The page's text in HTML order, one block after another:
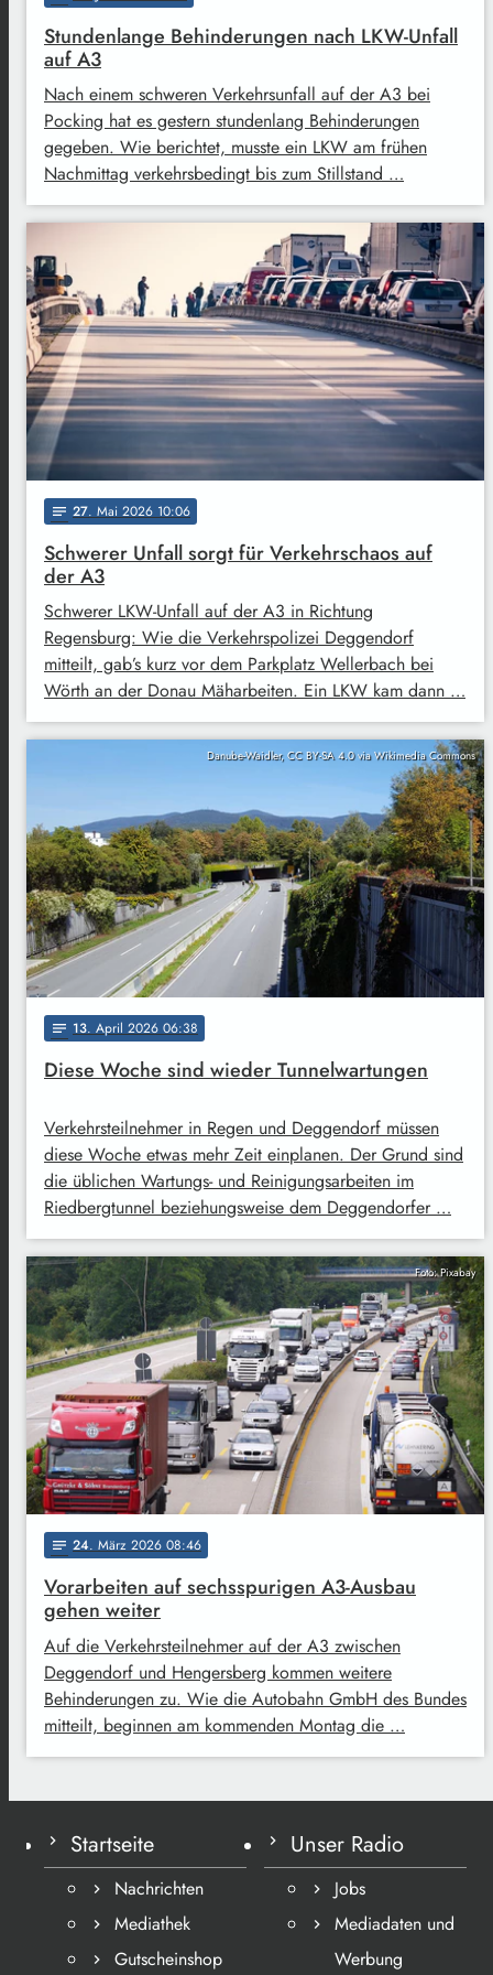
Stundenlange Behinderungen nach LKW-Unfall
auf A3
Nach einem schweren Verkehrsunfall auf der A3 bei
Pocking hat es gestern stundenlang Behinderungen
gegeben. Wie berichtet, musste ein LKW am frühen
Nachmittag verkehrsbedingt bis zum Stillstand …
notes 27. Mai 2026 10:06
Schwerer Unfall sorgt für Verkehrschaos auf
der A3
Schwerer LKW-Unfall auf der A3 in Richtung
Regensburg: Wie die Verkehrspolizei Deggendorf
mitteilt, gab’s kurz vor dem Parkplatz Wellerbach bei
Wörth an der Donau Mäharbeiten. Ein LKW kam dann …
Danube-Waidler, CC BY-SA 4.0 via Wikimedia Commons
notes 13. April 2026 06:38
Diese Woche sind wieder Tunnelwartungen
Verkehrsteilnehmer in Regen und Deggendorf müssen
diese Woche etwas mehr Zeit einplanen. Der Grund sind
die üblichen Wartungs- und Reinigungsarbeiten im
Riedbergtunnel beziehungsweise dem Deggendorfer …
Foto: Pixabay
notes 24. März 2026 08:46
Vorarbeiten auf sechsspurigen A3-Ausbau
gehen weiter
Auf die Verkehrsteilnehmer auf der A3 zwischen
Deggendorf und Hengersberg kommen weitere
Behinderungen zu. Wie die Autobahn GmbH des Bundes
mitteilt, beginnen am kommenden Montag die …
Startseite
Nachrichten
Mediathek
Gutscheinshop
Unser Radio
Jobs
Mediadaten und
Werbung